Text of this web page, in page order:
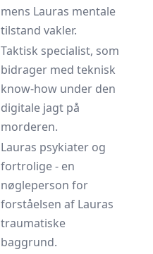
mens Lauras mentale
tilstand vakler.
Taktisk specialist, som
bidrager med teknisk
know-how under den
digitale jagt på
morderen.
Lauras psykiater og
fortrolige - en
nøgleperson for
forståelsen af Lauras
traumatiske
baggrund.